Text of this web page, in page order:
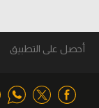
أحصل على التطبيق